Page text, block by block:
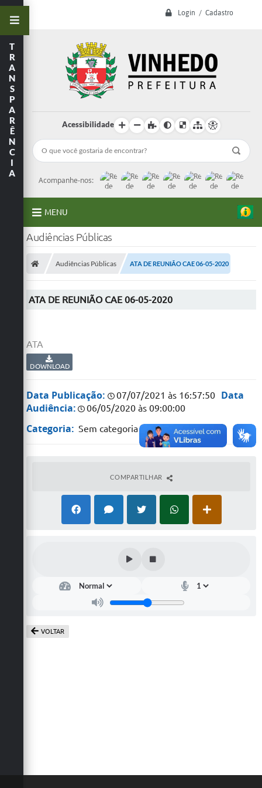
Login / Cadastro
Acessibilidade
Acompanhe-nos:
MENU
A Prefeitura
Secretarias
Concursos e Processos Seletivos
Tributos Online
Cidadão
Normas e Legislação
Convênios Terceiro Setor
Sistema de Protocolo
Fala.BR
T
R
A
N
S
P
A
R
Ê
N
C
I
A
Audiências Públicas
Audiências Públicas ATA DE REUNIÃO CAE 06-05-2020
ATA DE REUNIÃO CAE 06-05-2020
ATA
DOWNLOAD
Data Publicação: 07/07/2021 às 16:57:50
Data
Audiência:
06/05/2020 às 09:00:00
Categoria: Sem categoria
COMPARTILHAR
VOLTAR